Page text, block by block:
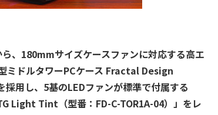
、180mmサイズケースファンに対応する高エ
ミドルタワーPCケース Fractal Design
用し、5基のLEDファンが標準で付属する
Light Tint（型番：FD-C-TOR1A-04）」をレ